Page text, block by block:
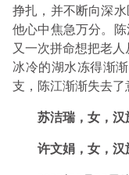
挣扎，并不断向深
他心中焦急万分。
又一次拼命想把老
冰冷的湖水冻得渐
支，陈江渐渐失去
苏洁瑞，女，汉
许文娟，女，汉